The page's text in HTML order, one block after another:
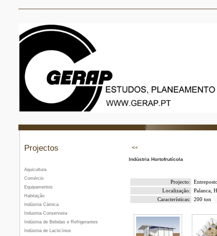
Projectos
Aquicultura
Comércio
Equipamentos
Habitação
Indústria Cárnica
Industria Conserveira
Indústria de Bebidas e Refrigerantes
Indústria de Lacticínios
Indústria Hortofrutícola
Projecto:
Localização:
Palanca,
Características:
200 ton